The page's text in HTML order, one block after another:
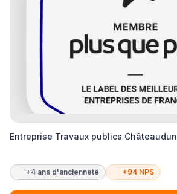
Entreprise Travaux publics Châteaudun
+4 ans d'ancienneté +94 NPS